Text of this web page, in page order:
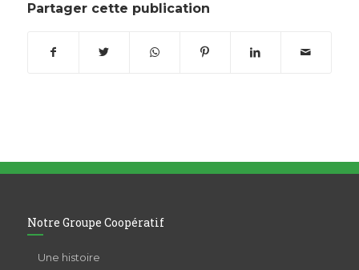
Partager cette publication
Notre Groupe Coopératif
Une histoire